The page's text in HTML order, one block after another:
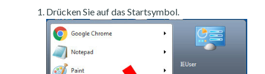
Drücken Sie auf das Startsymbol.